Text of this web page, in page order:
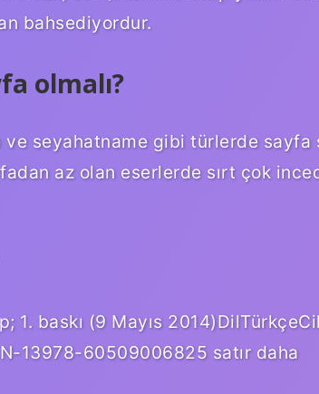
bahsediyordur.
olmalı?
seyahatname gibi türlerde sayfa
az olan eserlerde sırt çok
1. baskı (9 Mayıs
13978-60509006825 satır daha